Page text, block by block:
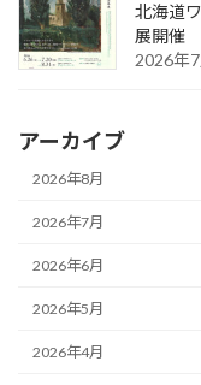
北海道
展開催
2026年
アーカイブ
2026年8月
2026年7月
2026年6月
2026年5月
2026年4月